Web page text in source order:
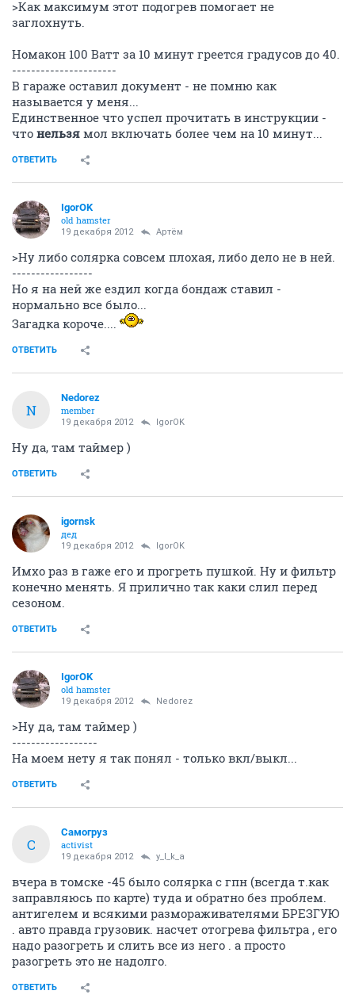
>Как максимум этот подогрев помогает не
заглохнуть.
Номакон 100 Ватт за 10 минут греется градусов до 40.
----------------------
В гараже оставил документ - не помню как
называется у меня...
Единственное что успел прочитать в инструкции -
что нельзя мол включать более чем на 10 минут...
ОТВЕТИТЬ
IgorOK
old hamster
19 декабря 2012 Артём
>Ну либо солярка совсем плохая, либо дело не в ней.
-----------------
Но я на ней же ездил когда бондаж ставил -
нормально все было...
Загадка короче....
ОТВЕТИТЬ
N
Nedorez
member
19 декабря 2012 IgorOK
Ну да, там таймер )
ОТВЕТИТЬ
igornsk
дед
19 декабря 2012 IgorOK
Имхо раз в гаже его и прогреть пушкой. Ну и фильтр
конечно менять. Я прилично так каки слил перед
сезоном.
ОТВЕТИТЬ
IgorOK
old hamster
19 декабря 2012 Nedorez
>Ну да, там таймер )
------------------
На моем нету я так понял - только вкл/выкл...
ОТВЕТИТЬ
С
Самогруз
activist
19 декабря 2012 y_l_k_a
вчера в томске -45 было солярка с гпн (всегда т.как
заправляюсь по карте) туда и обратно без проблем.
антигелем и всякими размораживателями БРЕЗГУЮ
. авто правда грузовик. насчет отогрева фильтра , его
надо разогреть и слить все из него . а просто
разогреть это не надолго.
ОТВЕТИТЬ